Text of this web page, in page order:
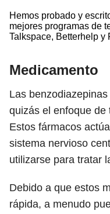
Hemos probado y
mejores programas de
Talkspace, Betterhelp y
Medicamento
Las
quizás el enfoque de
Estos fármacos
sistema nervioso
utilizarse para tratar
Debido a que estos
rápida, a menudo